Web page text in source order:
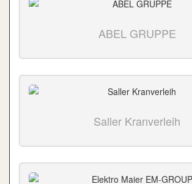
ABEL GRUPPE
Saller Kranverleih